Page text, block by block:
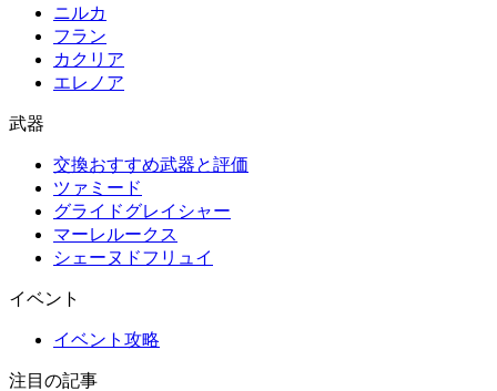
ニルカ
フラン
カクリア
エレノア
武器
交換おすすめ武器と評価
ツァミード
グライドグレイシャー
マーレルークス
シェーヌドフリュイ
イベント
イベント攻略
注目の記事